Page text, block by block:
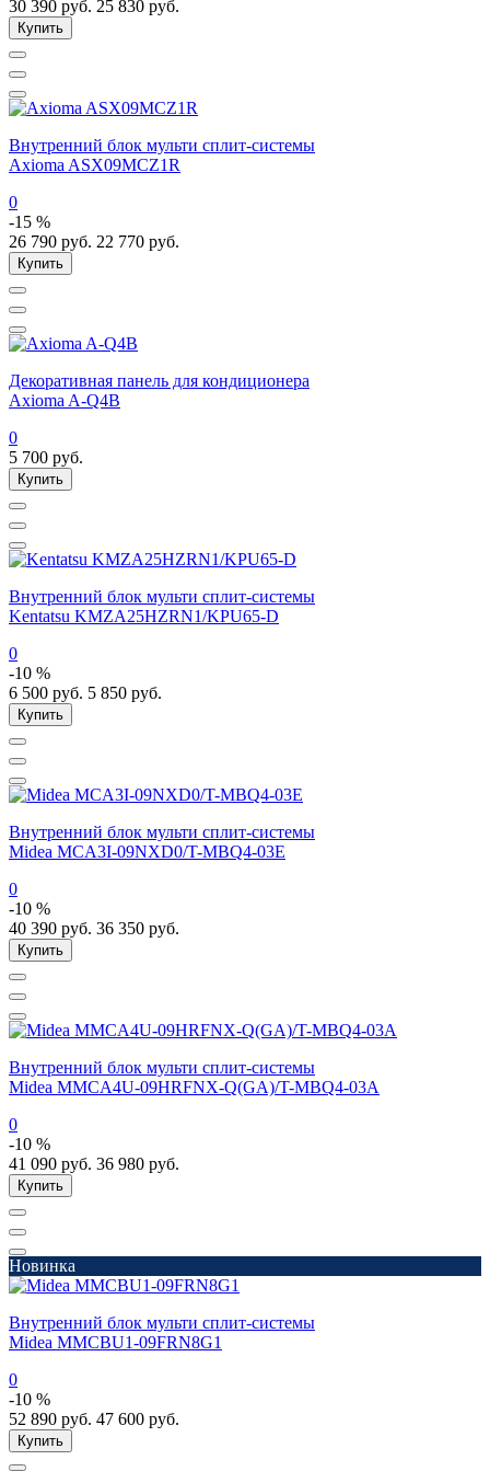
30 390 руб. 25 830 руб.
Купить
Внутренний блок мульти сплит-системы
Axioma ASX09MCZ1R
0
-15 %
26 790 руб. 22 770 руб.
Купить
Декоративная панель для кондиционера
Axioma A-Q4B
0
5 700 руб.
Купить
Внутренний блок мульти сплит-системы
Kentatsu KMZA25HZRN1/KPU65-D
0
-10 %
6 500 руб. 5 850 руб.
Купить
Внутренний блок мульти сплит-системы
Midea MCA3I-09NXD0/T-MBQ4-03E
0
-10 %
40 390 руб. 36 350 руб.
Купить
Внутренний блок мульти сплит-системы
Midea MMCA4U-09HRFNX-Q(GA)/T-MBQ4-03A
0
-10 %
41 090 руб. 36 980 руб.
Купить
Новинка
Внутренний блок мульти сплит-системы
Midea MMCBU1-09FRN8G1
0
-10 %
52 890 руб. 47 600 руб.
Купить